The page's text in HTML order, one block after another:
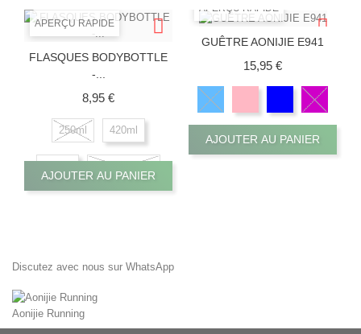
APERÇU RAPIDE
FLASQUES BODYBOTTLE
-...
8,95 €Prix
250ml 420ml
AJOUTER AU PANIER
APERÇU RAPIDE
GUÊTRE AONIJIE E941
15,95 €Prix
AJOUTER AU PANIER
Discutez avec nous sur WhatsApp
Aonijie Running